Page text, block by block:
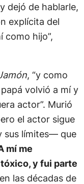
dejó de hablarle,
explícita del
como hijo”,
, “y como
volvió a mí y
actor”. Murió
el actor sigue
sus límites— que
mí me
y fui parte
las décadas de